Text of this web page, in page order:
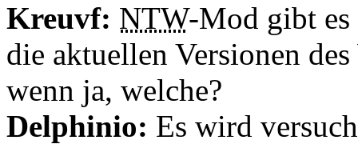
Kreuvf: NTW-Mod gibt
die aktuellen Versionen des
wenn ja, welche?
Delphinio: Es wird